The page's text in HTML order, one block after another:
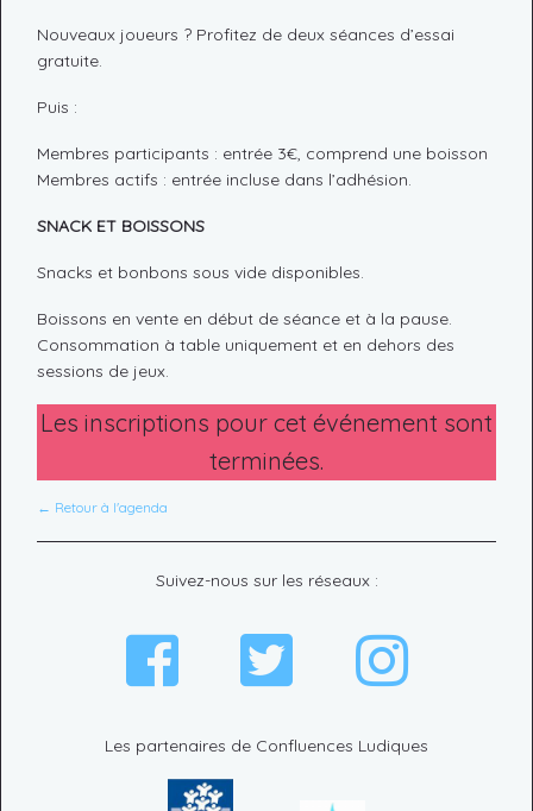
Nouveaux joueurs ? Profitez de deux séances d’essai
gratuite.
Puis :
Membres participants : entrée 3€, comprend une boisson
Membres actifs : entrée incluse dans l’adhésion.
SNACK ET BOISSONS
Snacks et bonbons sous vide disponibles.
Boissons en vente en début de séance et à la pause.
Consommation à table uniquement et en dehors des
sessions de jeux.
Les inscriptions pour cet événement sont
terminées.
← Retour à l'agenda
Les partenaires de Confluences Ludiques
Suivez-nous sur les réseaux :